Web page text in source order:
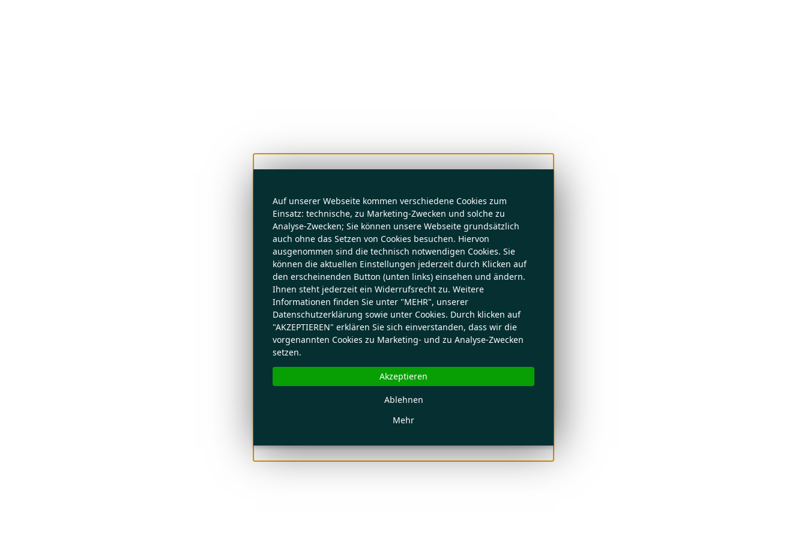
Auf unserer Webseite kommen verschiedene Cookies zum
Einsatz: technische, zu Marketing-Zwecken und solche zu
Analyse-Zwecken; Sie können unsere Webseite grundsätzlich
auch ohne das Setzen von Cookies besuchen. Hiervon
ausgenommen sind die technisch notwendigen Cookies. Sie
können die aktuellen Einstellungen jederzeit durch Klicken auf
den erscheinenden Button (unten links) einsehen und ändern.
Ihnen steht jederzeit ein Widerrufsrecht zu. Weitere
Informationen finden Sie unter "MEHR", unserer
Datenschutzerklärung sowie unter Cookies. Durch klicken auf
"AKZEPTIEREN" erklären Sie sich einverstanden, dass wir die
vorgenannten Cookies zu Marketing- und zu Analyse-Zwecken
setzen.
Mehr
Ablehnen
Akzeptieren